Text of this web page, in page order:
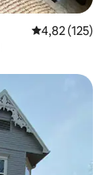
Évaluation
4,82 (125)